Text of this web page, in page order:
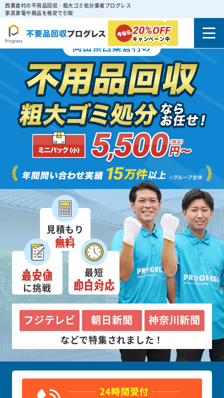
西粟倉村の不用品回収・粗大ゴミ処分業者プログレス
家具家電や廃品を格安で引取
20%OFF
キャンペーン中
岡山県西粟倉村の
見積もり
無料
最安値
に挑戦
最短
即日対応
フジテレビ 朝日新聞 神奈川新聞
などで特集されました！